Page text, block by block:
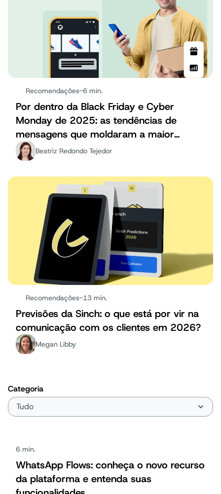
Recomendações-6 min.
Por dentro da Black Friday e Cyber
Monday de 2025: as tendências de
mensagens que moldaram a maior
temporada de festas até agora;
Beatriz Redondo Tejedor
Recomendações-13 min.
Previsões da Sinch: o que está por vir na
comunicação com os clientes em 2026?
Megan Libby
Categoria
6 min.
WhatsApp Flows: conheça o novo recurso
da plataforma e entenda suas